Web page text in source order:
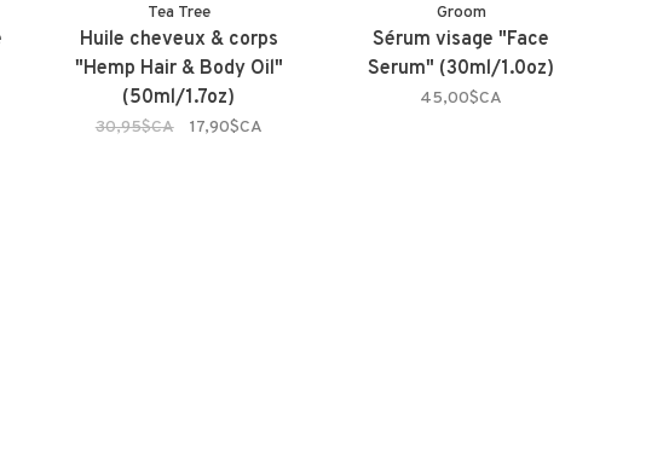
Tea Tree
Huile cheveux & corps
"Hemp Hair & Body Oil"
(50ml/1.7oz)
30,95$CA 17,90$CA
Groom
Sérum visage "Face
Serum" (30ml/1.0oz)
45,00$CA